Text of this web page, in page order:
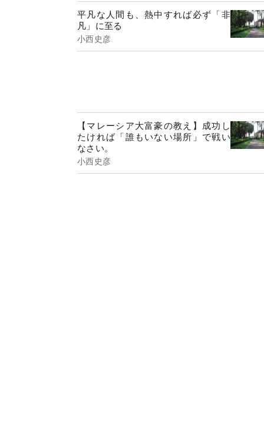
平凡な人間も、熱中すれば必ず「非
凡」に至る
小西史彦
【マレーシア大富豪の教え】成功し
たければ「誰もいない場所」で戦い
なさい。
小西史彦